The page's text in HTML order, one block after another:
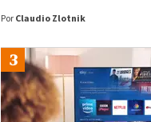
Por Claudio Zlotnik